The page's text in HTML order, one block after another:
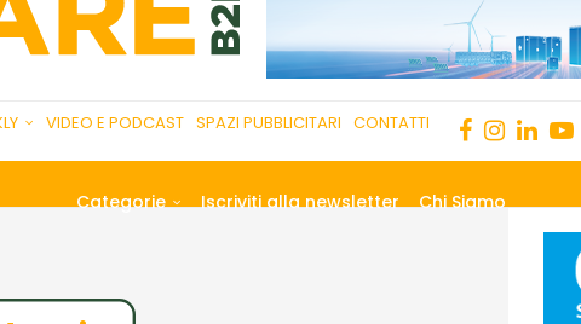
VIDEO E PODCAST SPAZI PUBBLICITARI CONTATTI
Categorie Iscriviti alla newsletter Chi Siamo